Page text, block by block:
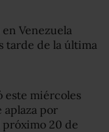
Venezuela
tarde de la última
este miércoles
aplaza por
próximo 20 de